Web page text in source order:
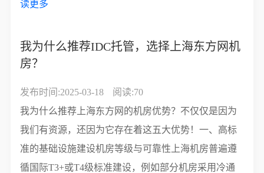
读更多
我为什么推荐IDC托管，选择上海东方网机
房？
发布时间:2025-03-18
阅读:70
我为什么推荐上海东方网的机房优势？不仅仅是因为
我们有资源，还因为它存在着这五大优势！一、高标
准的基础设施建设机房等级与可靠性上海机房普遍遵
循国际T3+或T4级标准建设，例如部分机房采用冷通